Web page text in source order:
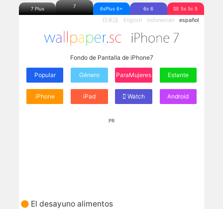
7 Plus 7 6sPlus 6+ 6s 6 SE 5s 5c 5
日本語 English Indonesian español
Fondo de Pantalla de iPhone7
Popular Género ParaMujeres Estante
iPhone iPad Watch Android
PR
El desayuno alimentos